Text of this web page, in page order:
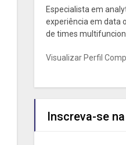
Especialista em
experiência em data
de times
Visualizar Perfil
Inscreva-se